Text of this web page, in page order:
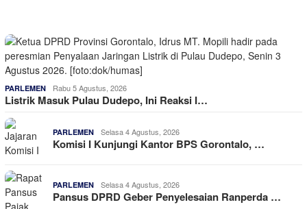
PARLEMEN Rabu 5 Agustus, 2026
Listrik Masuk Pulau Dudepo, Ini Reaksi I…
PARLEMEN Selasa 4 Agustus, 2026
Komisi I Kunjungi Kantor BPS Gorontalo, …
PARLEMEN Selasa 4 Agustus, 2026
Pansus DPRD Geber Penyelesaian Ranperda …